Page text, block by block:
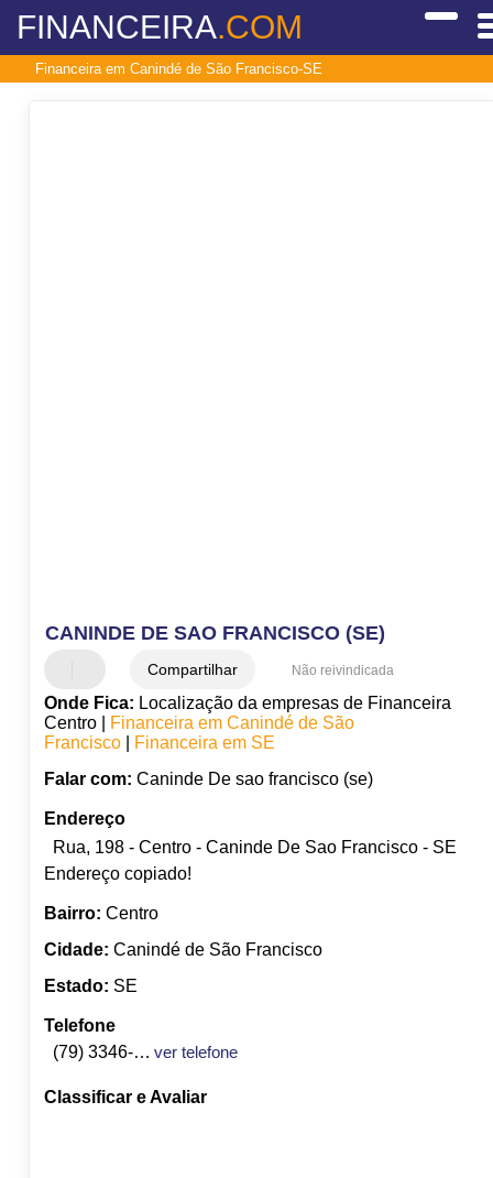
FINANCEIRA.COM
Financeira em Canindé de São Francisco-SE
CANINDE DE SAO FRANCISCO (SE)
Compartilhar Não reivindicada
Onde Fica: Localização da empresas de Financeira
Centro |
Financeira em Canindé de São
Francisco|
Financeira em SE
Falar com: Caninde De sao francisco (se)
Endereço
Rua, 198 - Centro - Caninde De Sao Francisco - SE
Endereço copiado!
Bairro: Centro
Cidade: Canindé de São Francisco
Estado: SE
Telefone
(79) 3346-1801
ver telefone
Classificar e Avaliar